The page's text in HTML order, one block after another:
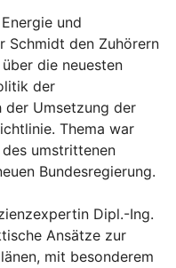
und
Schmidt den Zuhörern
die neuesten
der
der Umsetzung der
Thema war
umstrittenen
Bundesregierung.
Dipl.-Ing.
Ansätze zur
mit besonderem